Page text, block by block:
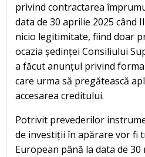
privind contractarea
data de 30 aprilie 2025 când
nicio legitimitate, fiind doar
ocazia ședinței Consiliului
a făcut anunțul privind
care urma să pregătească
accesarea creditului.
Potrivit prevederilor
de investiții în apărare vor fi
European până la data de